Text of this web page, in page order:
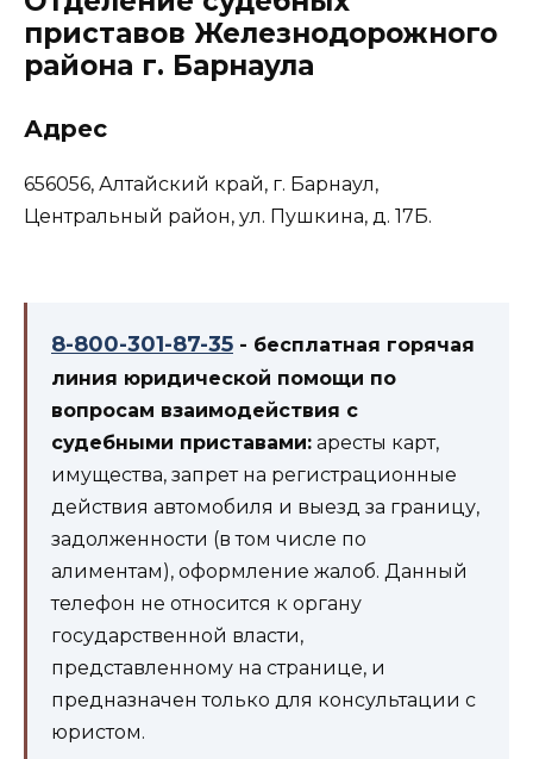
приставов Железнодорожного
района г. Барнаула
Адрес
656056, Алтайский край, г. Барнаул,
Центральный район, ул. Пушкина, д. 17Б.
8-800-301-87-35 - бесплатная горячая
линия юридической помощи по
вопросам взаимодействия с
судебными приставами: аресты карт,
имущества, запрет на регистрационные
действия автомобиля и выезд за границу,
задолженности (в том числе по
алиментам), оформление жалоб. Данный
телефон не относится к органу
государственной власти,
представленному на странице, и
предназначен только для консультации с
юристом.